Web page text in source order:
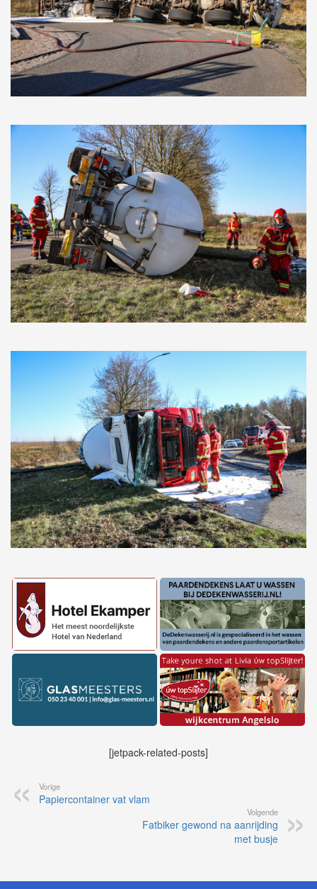
[jetpack-related-posts]
Vorige
Papiercontainer vat vlam
Volgende
Fatbiker gewond na aanrijding
met busje